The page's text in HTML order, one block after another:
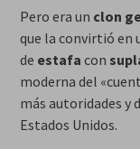
Pero era un clon
que la convirtió en
de estafa con
moderna del
más autoridades y
Estados Unidos.